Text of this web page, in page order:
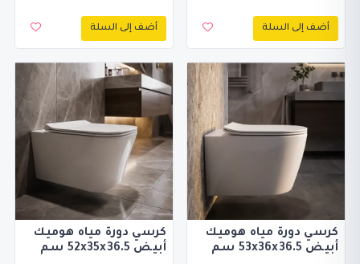
أضف إلى السلة أضف إلى السلة
كرسي دورة مياه هوميك
أبيض 53x36x36.5 سم
كرسي دورة مياه هوميك
أبيض 52x35x36.5 سم